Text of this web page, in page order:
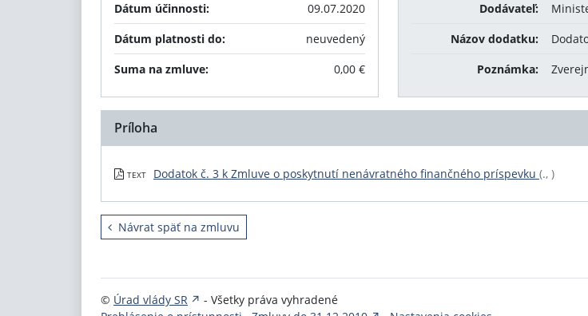
Dodávateľ:
Názov dodatku:
Poznámka:
Dátum účinnosti:
09.07.2020
Dátum platnosti do:
neuvedený
Suma na zmluve:
0,00 €
Príloha
TEXT Dodatok č. 3 k Zmluve o poskytnutí nenávratného finančného príspevku (., )
Návrat späť na zmluvu
© Úrad vlády SR
- Všetky práva vyhradené